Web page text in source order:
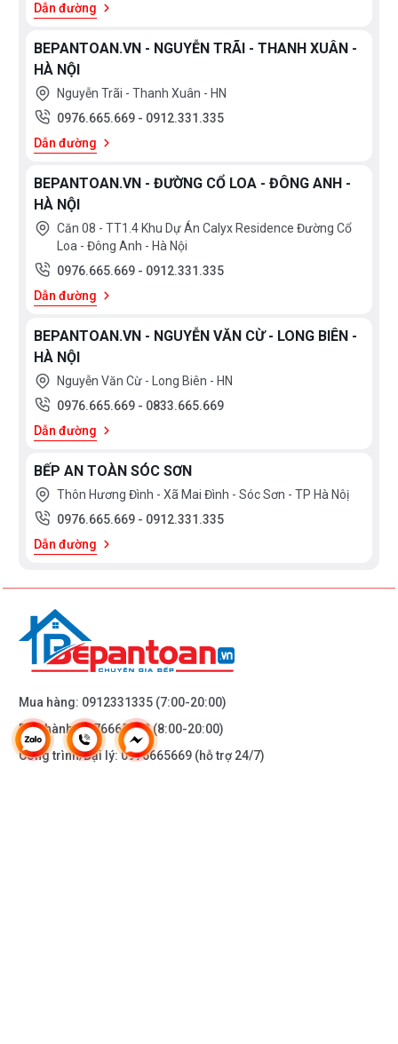
Dẫn đường
BEPANTOAN.VN - NGUYỄN TRÃI - THANH XUÂN -
HÀ NỘI
Nguyễn Trãi - Thanh Xuân - HN
0976.665.669 - 0912.331.335
Dẫn đường
BEPANTOAN.VN - ĐƯỜNG CỔ LOA - ĐÔNG ANH -
HÀ NỘI
Căn 08 - TT1.4 Khu Dự Án Calyx Residence Đường Cổ
Loa - Đông Anh - Hà Nội
0976.665.669 - 0912.331.335
Dẫn đường
BEPANTOAN.VN - NGUYỄN VĂN CỪ - LONG BIÊN -
HÀ NỘI
Nguyễn Văn Cừ - Long Biên - HN
0976.665.669 - 0833.665.669
Dẫn đường
BẾP AN TOÀN SÓC SƠN
Thôn Hương Đình - Xã Mai Đình - Sóc Sơn - TP Hà Nôị
0976.665.669 - 0912.331.335
Dẫn đường
Mua hàng: 0912331335 (7:00-20:00)
Bảo hành:0976665669(8:00-20:00)
Công trình/Đại lý:0976665669 (hỗ trợ 24/7)